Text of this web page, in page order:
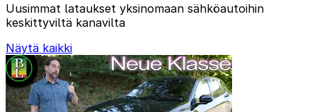
Uusimmat lataukset yksinomaan sähköautoihin
keskittyviltä kanavilta
Näytä kaikki